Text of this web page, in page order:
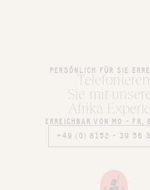
PERSÖNLICH FÜR SIE
Telefonieren
Sie mit
Afrika
ERREICHBAR VON MO – FR,
+49 (0) 8152 - 39 56
+49 (0) 8152 - 39 56